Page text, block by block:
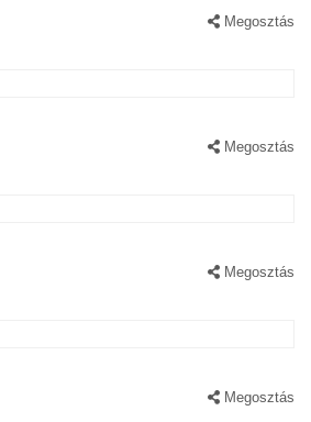
Megosztás
Megosztás
Megosztás
Megosztás